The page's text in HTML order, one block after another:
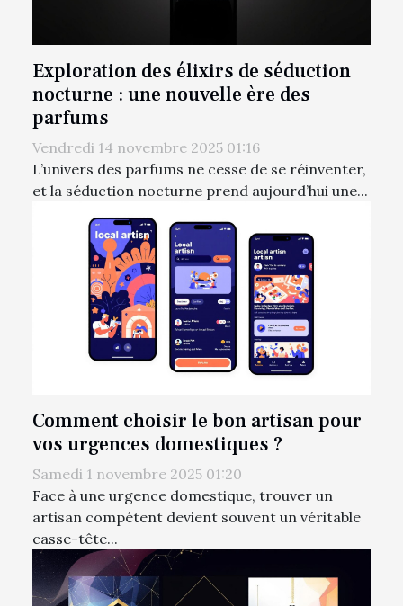
Exploration des élixirs de séduction
nocturne : une nouvelle ère des
parfums
Vendredi 14 novembre 2025 01:16
L’univers des parfums ne cesse de se réinventer,
et la séduction nocturne prend aujourd’hui une...
Comment choisir le bon artisan pour
vos urgences domestiques ?
Samedi 1 novembre 2025 01:20
Face à une urgence domestique, trouver un
artisan compétent devient souvent un véritable
casse-tête...